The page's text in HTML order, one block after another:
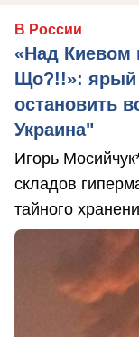
В России
«Над Киевом
Що?!!»: ярый
остановить
Украина"
Игорь
складов
тайного